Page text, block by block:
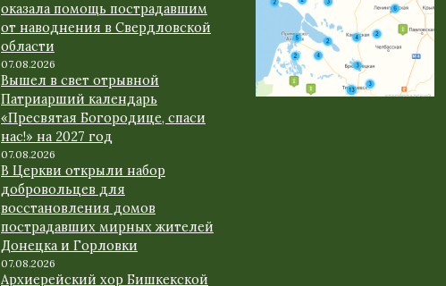
оказала помощь пострадавшим
от наводнения в Свердловской
области
07.08.2026
Вышел в свет отрывной
Патриарший календарь
«Пресвятая Богородице, спаси
нас!» на 2027 год
07.08.2026
В Церкви открыли набор
добровольцев для
восстановления домов
пострадавших мирных жителей
Донецка и Горловки
07.08.2026
Архиерейский хор Бишкекской